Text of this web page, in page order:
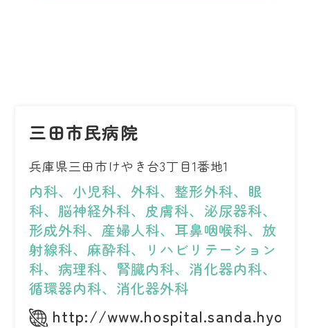
三田市民病院
兵庫県三田市けやき台3丁目1番地1
内科、小児科、外科、整形外科、眼
科、脳神経外科、皮膚科、泌尿器科、
形成外科、産婦人科、耳鼻咽喉科、放
射線科、麻酔科、リハビリテーション
科、病理科、腎臓内科、消化器内科、
循環器内科、消化器外科
http://